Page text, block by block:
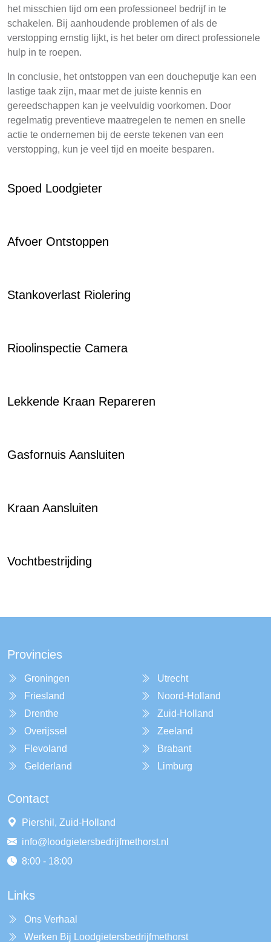
het misschien tijd om een professioneel bedrijf in te
schakelen. Bij aanhoudende problemen of als de
verstopping ernstig lijkt, is het beter om direct professionele
hulp in te roepen.
In conclusie, het ontstoppen van een doucheputje kan een
lastige taak zijn, maar met de juiste kennis en
gereedschappen kan je veelvuldig voorkomen. Door
regelmatig preventieve maatregelen te nemen en snelle
actie te ondernemen bij de eerste tekenen van een
verstopping, kun je veel tijd en moeite besparen.
Spoed Loodgieter
Afvoer Ontstoppen
Stankoverlast Riolering
Rioolinspectie Camera
Lekkende Kraan Repareren
Gasfornuis Aansluiten
Kraan Aansluiten
Vochtbestrijding
Provincies
Groningen
Friesland
Drenthe
Overijssel
Flevoland
Gelderland
Utrecht
Noord-Holland
Zuid-Holland
Zeeland
Brabant
Limburg
Contact
Piershil, Zuid-Holland
info@loodgietersbedrijfmethorst.nl
8:00 - 18:00
Links
Ons Verhaal
Werken Bij Loodgietersbedrijfmethorst